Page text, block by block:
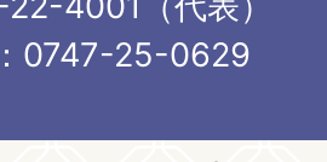
0747-25-0629